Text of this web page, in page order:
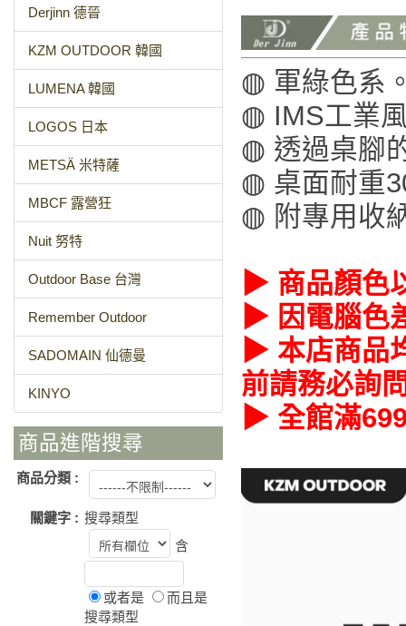
Derjinn 德晉
KZM OUTDOOR 韓國
LUMENA 韓國
LOGOS 日本
METSÄ 米特薩
MBCF 露營狂
Nuit 努特
Outdoor Base 台灣
Remember Outdoor
SADOMAIN 仙德曼
KINYO
商品進階搜尋
商品分類 :
關鍵字 : 搜尋類型
含
或者是
而且是
搜尋類型
◍ 軍綠色系
◍ IMS工業
◍ 透過桌腳
◍ 桌面耐重
◍ 附專用收
▶ 商品顏色
▶ 因電腦色
▶ 本店商品
前請務必詢
▶ 全館滿